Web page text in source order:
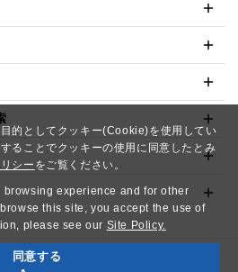
的としてクッキー(Cookie)を使用してい
ることでクッキーの使用に同意したとみ
シー をご覧ください。
experience and for other
this site, you accept the use of
please see our Site Policy.
同意する
CO.,LTD. All Rights Reserved.